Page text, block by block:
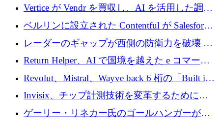
Vertice が Vendr を買収し、AI を活用した調達
インテリジェンス プラットフォームを構築
ベルリンに設立された Contentful が Salesforce
に買収される
レーダーのギャップが西側の防衛力を破壊 —
そしてベルリンのチップスタートアップがそ
れを埋める
Return Helper、AI で国境を越えた e コマース
の返品を利益に変えるシリーズ A で 400 万ド
ルを調達
Revolut、Mistral、Wayve back 6 桁の「Built in
Europe」キャンペーン
Invisix、チップ計測技術を変革するために
2,000 万ユーロのシードラウンドを完了
ゲーリー・リネカー氏のゴールハンガーがVC